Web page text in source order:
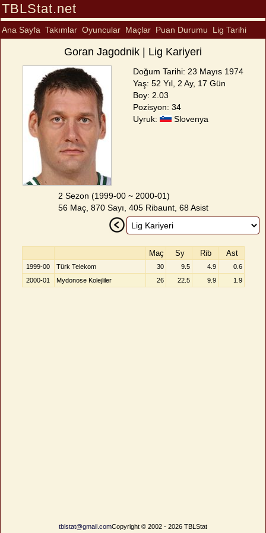
TBLStat.net
Ana Sayfa Takımlar Oyuncular Maçlar Puan Durumu Lig Tarihi
Goran Jagodnik | Lig Kariyeri
Doğum Tarihi: 23 Mayıs 1974
Yaş: 52 Yıl, 2 Ay, 17 Gün
Boy: 2.03
Pozisyon: 34
Uyruk:
Slovenya
2 Sezon (1999-00 ~ 2000-01)
56 Maç, 870 Sayı, 405 Ribaunt, 68 Asist
Maç Sy Rib Ast
1999-00 Türk Telekom 30 9.5 4.9
0.6
2000-01
Mydonose Kolejliler 26 22.5 9.9 1.9
tblstat@gmail.comCopyright © 2002 - 2026 TBLStat